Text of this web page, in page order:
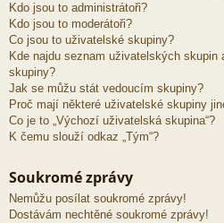
Kdo jsou to administrátoři?
Kdo jsou to moderátoři?
Co jsou to uživatelské skupiny?
Kde najdu seznam uživatelských skupin
skupiny?
Jak se můžu stát vedoucím skupiny?
Proč mají některé uživatelské skupiny
Co je to „Výchozí uživatelská skupina“?
K čemu slouží odkaz „Tým“?
Soukromé zprávy
Nemůžu posílat soukromé zprávy!
Dostávám nechtěné soukromé zprávy!